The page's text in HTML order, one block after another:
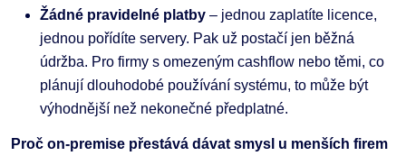
Žádné pravidelné platby – jednou zaplatíte licence,
jednou pořídíte servery. Pak už postačí jen běžná
údržba. Pro firmy s omezeným cashflow nebo těmi, co
plánují dlouhodobé používání systému, to může být
výhodnější než nekonečné předplatné.
Proč on-premise přestává dávat smysl u menších firem